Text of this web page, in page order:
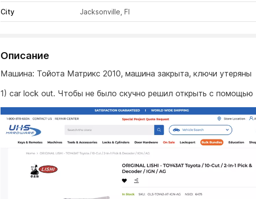
City Jacksonville, Fl
Описание
Машина: Тойота Матрикс 2010, машина закрыта, ключи утеряны
1) car lock out. Чтобы не было скучно решил открыть с помощью